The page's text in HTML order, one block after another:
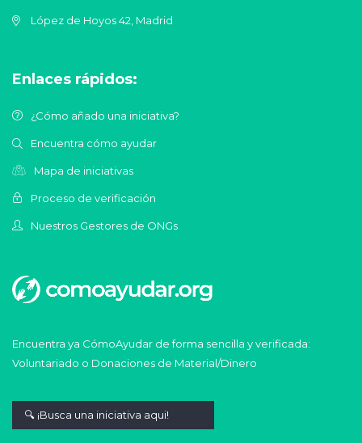
López de Hoyos 42, Madrid
Enlaces rápidos:
¿Cómo añado una iniciativa?
Encuentra cómo ayudar
Mapa de iniciativas
Proceso de verificación
Nuestros Gestores de ONGs
Encuentra ya CómoAyudar de forma sencilla y verificada:
Voluntariado o Donaciones de Material/Dinero